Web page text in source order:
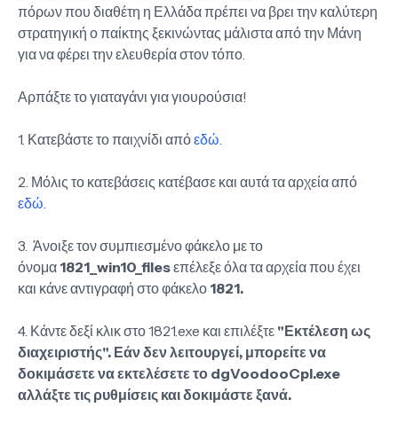
πόρων που διαθέτη η Ελλάδα πρέπει να βρει την καλύτερη
στρατηγική ο παίκτης ξεκινώντας μάλιστα από την Μάνη
για να φέρει την ελευθερία στον τόπο.
Αρπάξτε το γιαταγάνι για γιουρούσια!
1. Κατεβάστε το παιχνίδι απόεδώ.
2. Μόλις το κατεβάσεις κατέβασε και αυτά τα αρχεία από
εδώ.
3. Άνοιξε τον συμπιεσμένο φάκελο με το
όνομα 1821_win10_filesεπέλεξε όλα τα αρχεία που έχει
και κάνε αντιγραφή στο φάκελο 1821.
4. Κάντε δεξί κλικ στο 1821.exe και επιλέξτε "Εκτέλεση ως
διαχειριστής". Εάν δεν λειτουργεί, μπορείτε να
δοκιμάσετε να εκτελέσετε το dgVoodooCpl.exe
αλλάξτε τις ρυθμίσεις και δοκιμάστε ξανά.